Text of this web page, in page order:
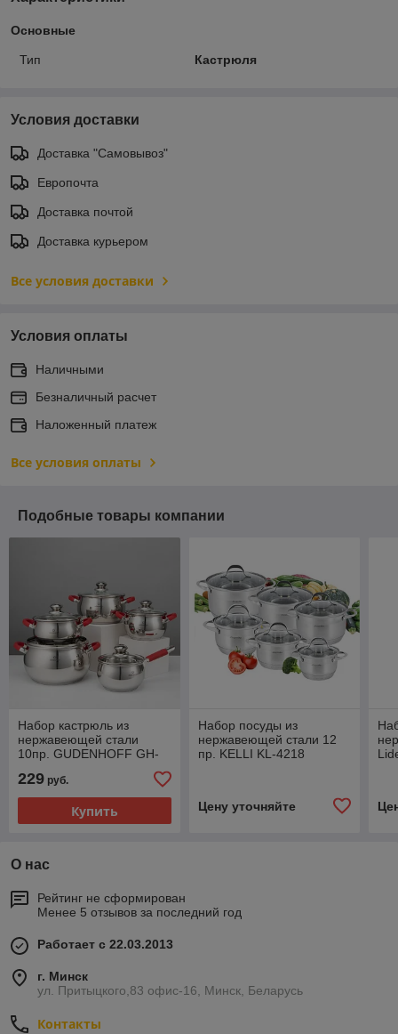
Основные
Тип Кастрюля
Условия доставки
Доставка "Самовывоз"
Европочта
Доставка почтой
Доставка курьером
Все условия доставки
Условия оплаты
Наличными
Безналичный расчет
Наложенный платеж
Все условия оплаты
Подобные товары компании
Набор кастрюль из
нержавеющей стали
10пр. GUDENHOFF GH-
229 руб.
Купить
Набор посуды из
нержавеющей стали 12
пр. KELLI KL-4218
Цену уточняйте
О нас
Рейтинг не сформирован
Менее 5 отзывов за последний год
Работает с 22.03.2013
г. Минск
ул. Притыцкого,83 офис-16, Минск, Беларусь
Контакты